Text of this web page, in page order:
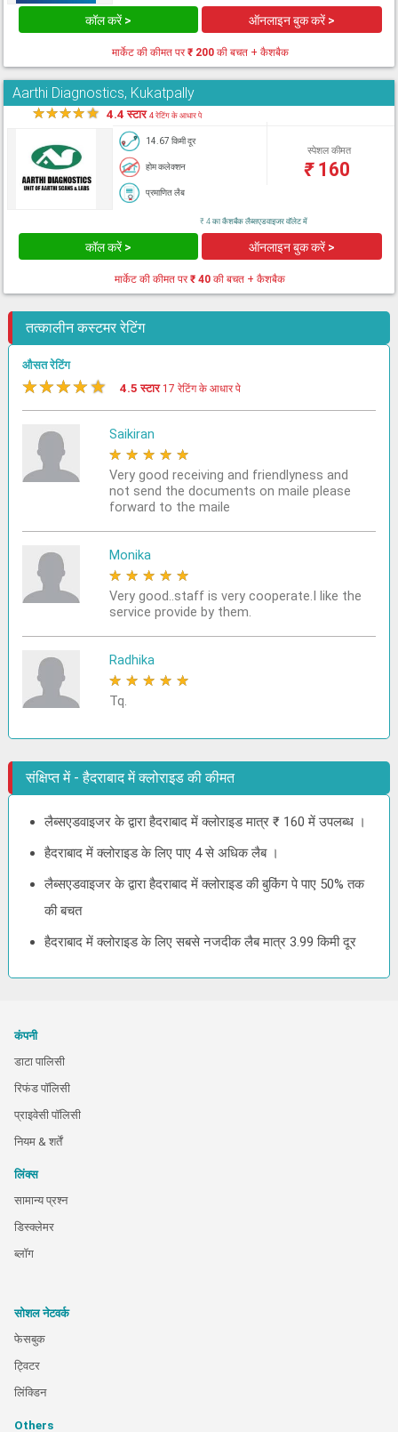
कॉल करें > ऑनलाइन बुक करें >
मार्केट की कीमत पर₹ 200की बचत + कैशबैक
Aarthi Diagnostics, Kukatpally
★★★★★ 4.4 स्टार4 रेटिंग के आधार पे
14.67 किमी दूर
होम कलेक्शन
प्रमाणित लैब
स्पेशल कीमत
₹160
₹ 4 का कैशबैक लैब्सएडवाइजर वॉलेट में
कॉल करें > ऑनलाइन बुक करें >
मार्केट की कीमत पर₹ 40 की बचत + कैशबैक
तत्कालीन कस्टमर रेटिंग
औसत रेटिंग
★★★★★ 4.5 स्टार 17 रेटिंग के आधार पे
Saikiran
★ ★ ★ ★ ★
Very good receiving and friendlyness and
not send the documents on maile please
forward to the maile
Monika
★ ★ ★ ★ ★
Very good..staff is very cooperate.I like the
service provide by them.
Radhika
★ ★ ★ ★ ★
Tq.
संक्षिप्त में - हैदराबाद में क्लोराइड की कीमत
लैब्सएडवाइजर के द्वारा हैदराबाद में क्लोराइड मात्र ₹ 160 में उपलब्ध ।
हैदराबाद में क्लोराइड के लिए पाए 4 से अधिक लैब ।
लैब्सएडवाइजर के द्वारा हैदराबाद में क्लोराइड की बुकिंग पे पाए 50% तक
की बचत
हैदराबाद में क्लोराइड के लिए सबसे नजदीक लैब मात्र 3.99 किमी दूर
कंपनी
डाटा पालिसी
रिफंड पॉलिसी
प्राइवेसी पॉलिसी
नियम & शर्तें
लिंक्स
सामान्य प्रश्न
डिस्क्लेमर
ब्लॉग
सोशल नेटवर्क
फेसबुक
ट्विटर
लिंक्डिन
Others